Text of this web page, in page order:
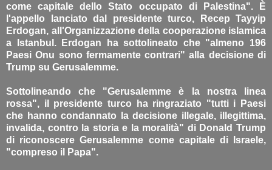
come capitale dello Stato occupato di Palestina". È
l'appello lanciato dal presidente turco, Recep Tayyip
Erdogan, all'Organizzazione della cooperazione islamica
a Istanbul. Erdogan ha sottolineato che "almeno 196
Paesi Onu sono fermamente contrari" alla decisione di
Trump su Gerusalemme.
Sottolineando che "Gerusalemme è la nostra linea
rossa", il presidente turco ha ringraziato "tutti i Paesi
che hanno condannato la decisione illegale, illegittima,
invalida, contro la storia e la moralità" di Donald Trump
di riconoscere Gerusalemme come capitale di Israele,
"compreso il Papa".